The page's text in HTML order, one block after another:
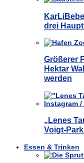
drei
Größerer
Hektar
werden
„Lenes
Voigt-
Essen & Trinken